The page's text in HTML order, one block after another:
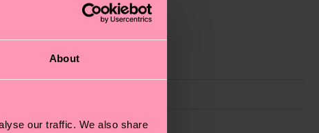
About
our traffic. We also share